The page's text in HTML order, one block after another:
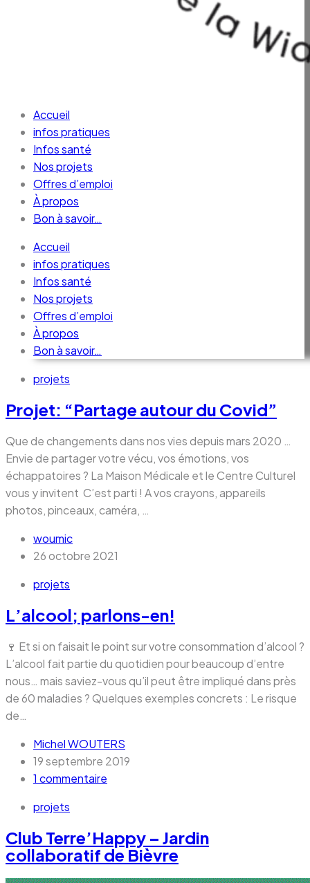
Accueil
infos pratiques
Infos santé
Nos projets
Offres d’emploi
À propos
Bon à savoir…
Accueil
infos pratiques
Infos santé
Nos projets
Offres d’emploi
À propos
Bon à savoir…
Passer
contenu
Skip
content
projets
Projet: “Partage autour du Covid”
Que de changements dans nos vies depuis mars 2020 …
Envie de partager votre vécu, vos émotions, vos
échappatoires ? La Maison Médicale et le Centre Culturel
vous y invitent C’est parti ! A vos crayons, appareils
photos, pinceaux, caméra, …
woumic
26 octobre 2021
projets
L’alcool; parlons-en!
🍷 Et si on faisait le point sur votre consommation d’alcool ?
L’alcool fait partie du quotidien pour beaucoup d’entre
nous… mais saviez-vous qu’il peut être impliqué dans près
de 60 maladies ? Quelques exemples concrets : Le risque
de…
Michel WOUTERS
19 septembre 2019
1 commentaire
projets
Club Terre’Happy – Jardin
collaboratif de Bièvre